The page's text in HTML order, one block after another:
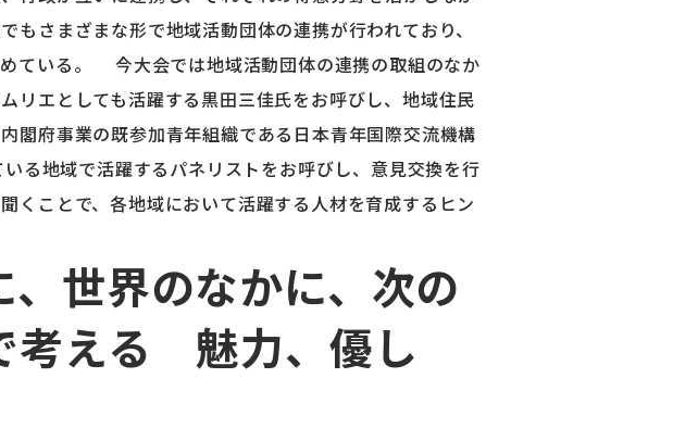
さまざまな形で地域活動団体の連携が行われており、
ている。 今大会では地域活動団体の連携の取組のなか
リエとしても活躍する黒田三佳氏をお呼びし、地域住民
閣府事業の既参加青年組織である日本青年国際交流機構
る地域で活躍するパネリストをお呼びし、意見交換を行
くことで、各地域において活躍する人材を育成するヒン
、世界のなかに、次の
考える 魅力、優し